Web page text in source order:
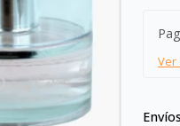
Ver
Envíos